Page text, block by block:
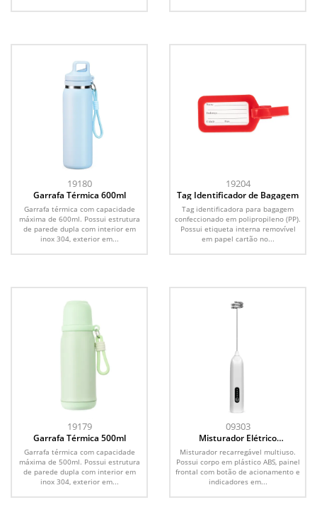
19180
Garrafa Térmica 600ml
Garrafa térmica com capacidade
máxima de 600ml. Possui estrutura
de parede dupla com interior em
inox 304, exterior em...
19204
Tag Identificador de Bagagem
Tag identificadora para bagagem
confeccionado em polipropileno (PP).
Possui etiqueta interna removível
em papel cartão no...
19179
Garrafa Térmica 500ml
Garrafa térmica com capacidade
máxima de 500ml. Possui estrutura
de parede dupla com interior em
inox 304, exterior em...
09303
Misturador Elétrico
Recarregável
Misturador recarregável multiuso.
Possui corpo em plástico ABS, painel
frontal com botão de acionamento e
indicadores em...